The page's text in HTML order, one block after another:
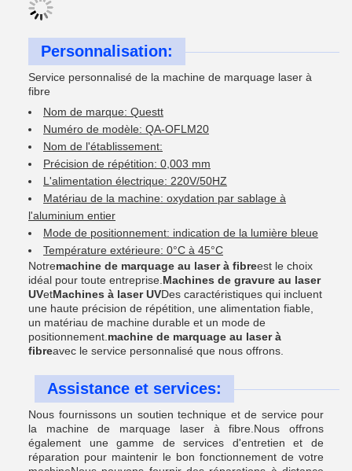
Personnalisation:
Service personnalisé de la machine de marquage laser à
fibre
Nom de marque: Questt
Numéro de modèle: QA-OFLM20
Nom de l'établissement:
Précision de répétition: 0,003 mm
L'alimentation électrique: 220V/50HZ
Matériau de la machine: oxydation par sablage à
l'aluminium entier
Mode de positionnement: indication de la lumière bleue
Température extérieure: 0°C à 45°C
Notremachine de marquage au laser à fibreest le choix
idéal pour toute entreprise. Machines de gravure au laser
UVetMachines à laser UVDes caractéristiques qui incluent
une haute précision de répétition, une alimentation fiable,
un matériau de machine durable et un mode de
positionnement. machine de marquage au laser à
fibreavec le service personnalisé que nous offrons.
Assistance et services:
Nous fournissons un soutien technique et de service pour
la machine de marquage laser à fibre.Nous offrons
également une gamme de services d'entretien et de
réparation pour maintenir le bon fonctionnement de votre